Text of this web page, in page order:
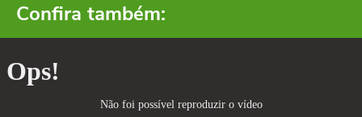
Confira também: